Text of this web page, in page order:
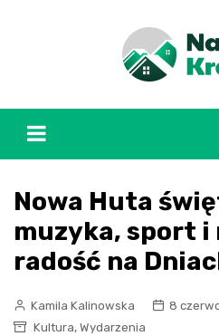
Nowa Huta
muzyka, sport i
radość na
Kamila Kalinowska
8
Kultura, Wydarzenia